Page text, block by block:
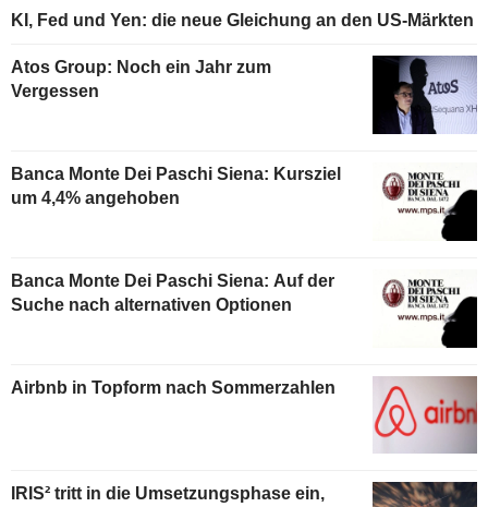
KI, Fed und Yen: die neue Gleichung an den US-Märkten
Atos Group: Noch ein Jahr zum
Vergessen
Banca Monte Dei Paschi Siena: Kursziel
um 4,4% angehoben
Banca Monte Dei Paschi Siena: Auf der
Suche nach alternativen Optionen
Airbnb in Topform nach Sommerzahlen
IRIS² tritt in die Umsetzungsphase ein,